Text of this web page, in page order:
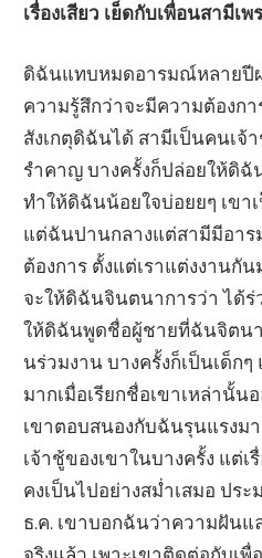
เรื่องเสียว เย็ดกับเพื่อนสามีเ
ดิฉันแทบหมดอารมณ์หลายปี
ความรู้สึกว่าจะมีความต้องกา
สังเกตุดิฉันได้ สามีเป็นคนเ
รำคาญ บางครั้งก็ปล่อยให้ดิ
ทำให้ดิฉันน้อยใจบ่อยยๆ เขา
แต่ฉันปานกลางแต่สามีมีอาร
ต้องการ ตั้งแต่เราแต่งงานกั
จะให้ดิฉันจินตนาการว่า ได้ร่
ให้ดิฉันพูดชื่อผู้ชายที่ฉันจิตนา
นร่วมงาน บางครั้งก็เป็นเด็ก
มากเมื่อเรียกชื่อเขาเหล่านั้น
เขาตอบสนองกับฉันรุนแรงม
เจ้าชู้ของเขาในบางครั้ง แต่เ
คงเป็นไปอย่างสม่ำเสมอ ปร
ธ.ค. เขาบอกฉันว่าความฝันแ